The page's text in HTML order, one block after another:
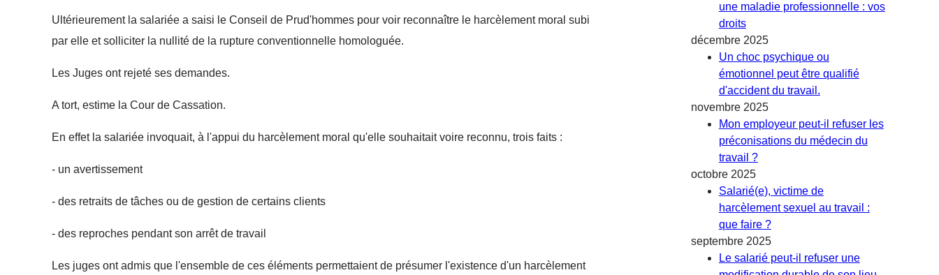
Ultérieurement la salariée a saisi le Conseil de Prud'hommes pour voir reconnaître le harcèlement moral subi
par elle et solliciter la nullité de la rupture conventionnelle homologuée.
Les Juges ont rejeté ses demandes.
A tort, estime la Cour de Cassation.
En effet la salariée invoquait, à l'appui du harcèlement moral qu'elle souhaitait voire reconnu, trois faits :
- un avertissement
- des retraits de tâches ou de gestion de certains clients
- des reproches pendant son arrêt de travail
Les juges ont admis que l'ensemble de ces éléments permettaient de présumer l'existence d'un harcèlement
une maladie professionnelle : vos
droits
décembre 2025
Un choc psychique ou
émotionnel peut être qualifié
d'accident du travail.
novembre 2025
Mon employeur peut-il refuser les
préconisations du médecin du
travail ?
octobre 2025
Salarié(e), victime de
harcèlement sexuel au travail :
que faire ?
septembre 2025
Le salarié peut-il refuser une